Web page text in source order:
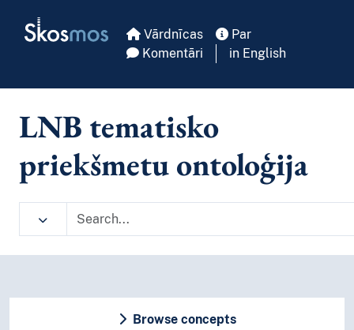
Skosmos Vārdnīcas
Par
Komentāri
in English
LNB tematisko
priekšmetu ontoloģija
Browse concepts